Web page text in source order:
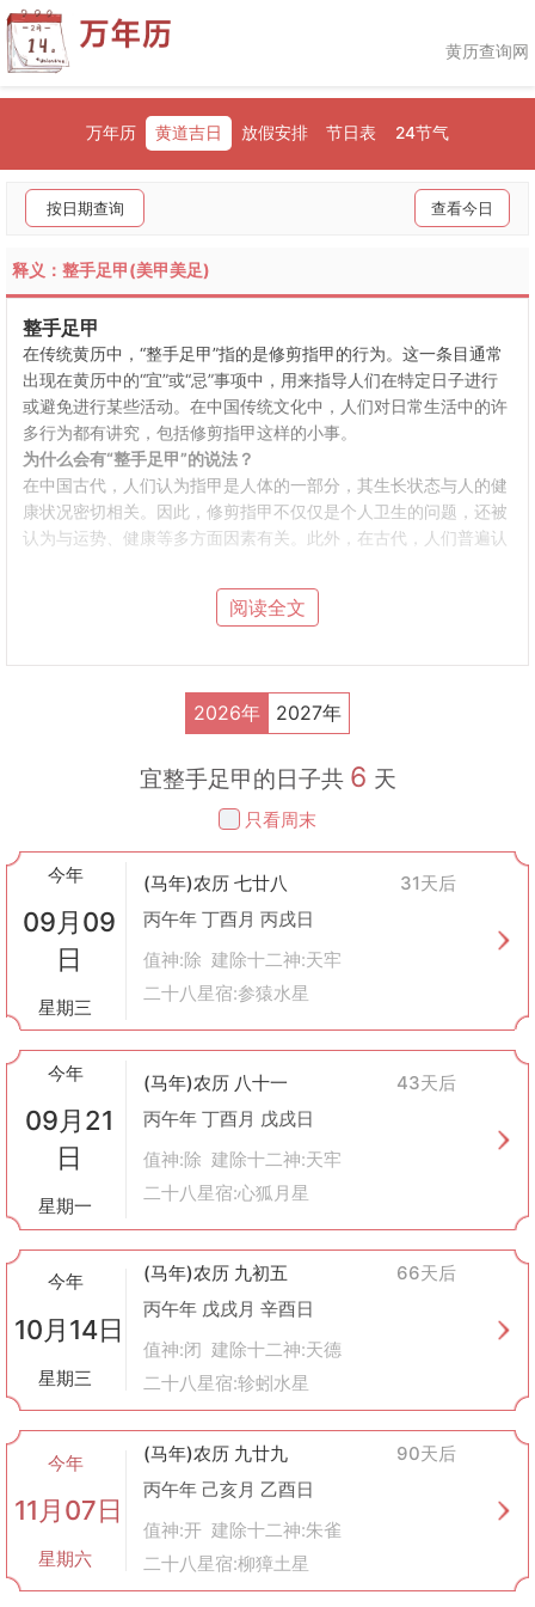
黄历查询网
万年历 黄道吉日 放假安排 节日表 24节气
按日期查询 查看今日
释义：整手足甲(美甲美足)
整手足甲
在传统黄历中，“整手足甲”指的是修剪指甲的行为。这一条目通常
出现在黄历中的“宜”或“忌”事项中，用来指导人们在特定日子进行
或避免进行某些活动。在中国传统文化中，人们对日常生活中的许
多行为都有讲究，包括修剪指甲这样的小事。
为什么会有“整手足甲”的说法？
在中国古代，人们认为指甲是人体的一部分，其生长状态与人的健
康状况密切相关。因此，修剪指甲不仅仅是个人卫生的问题，还被
认为与运势、健康等多方面因素有关。此外，在古代，人们普遍认
滋生，减少感染的风险。
：对于手工艺人或是从事体力劳动的人来说，保持指甲短
小可以避免在工作中因指甲过长而受伤。
种体现。干净整洁的手足不仅让人看起来更加精神焕发，也体现了
：在一些文化观念中，指甲被认为是连接人体与外界的重
要部分，适当修剪有助于调和身体内外的能量平衡。
如何选择合适的时间进行“整手足甲”？
根据传统黄历，有些日子适合做这件事，有些日子则不适合。通常
情况下，黄历上会明确标出哪些日子适宜“整手足甲”，这些日子往
往被认为具有较好的运势，进行此类活动能够促进个人健康或带来
好运。反之，如果某天被标记为不宜“整手足甲”，那么最好避开这
一天，以免影响到自身的运势。
注意事项
工具的选择
：修剪时应平直地剪，不要将指甲剪得太短，以防止倒刺
或甲沟炎等问题发生。
频率适中
：一般建议每周修剪一次，具体频率可根据个人指甲生长
速度调整。
特殊人群
：糖尿病患者或有血液循环问题的人群应注意避免自行处
理难以触及的部位，必要时寻求专业人士帮助。
总的来说，“整手足甲”虽是一件小事，但在传统文化中却蕴含着丰
富的寓意和讲究。通过遵循黄历上的指导来安排自己的生活细节，
不仅可以让人们在日常生活中获得一种内心的平静与秩序感，还能
更好地照顾自己的身心健康。
阅读全文
2026年 2027年
宜整手足甲的日子共 6 天
只看周末
今年
09月09
日
星期三
(马年)农历 七廿八
31天后
丙午年 丁酉月 丙戌日
值神:除 建除十二神:天牢
二十八星宿:参猿水星
今年
09月21
日
星期一
(马年)农历 八十一
43天后
丙午年 丁酉月 戊戌日
值神:除 建除十二神:天牢
二十八星宿:心狐月星
今年
10月14日
星期三
(马年)农历 九初五
66天后
丙午年 戊戌月 辛酉日
值神:闭 建除十二神:天德
二十八星宿:轸蚓水星
今年
11月07日
星期六
(马年)农历 九廿九
90天后
丙午年 己亥月 乙酉日
值神:开 建除十二神:朱雀
二十八星宿:柳獐土星